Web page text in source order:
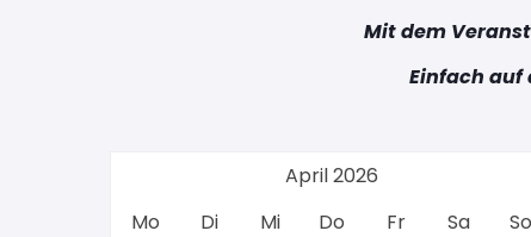
Mit dem
Einfach auf
April 2026
Mo
Di Mi Do Fr Sa
So